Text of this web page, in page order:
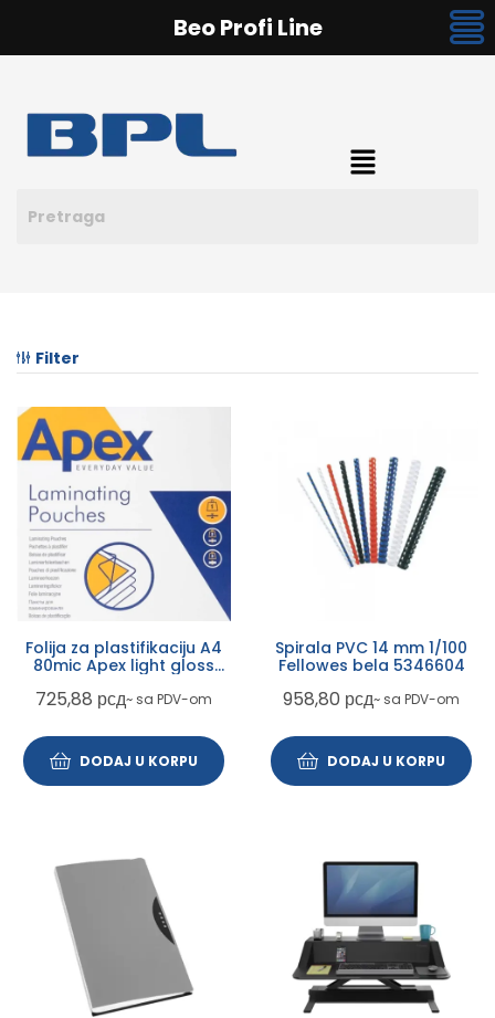
Filter
Folija za plastifikaciju A4
80mic Apex light gloss
100listova
725,88 рсд~ sa PDV-om
DODAJ U KORPU
Spirala PVC 14 mm 1/100
Fellowes bela 5346604
958,80 рсд~ sa PDV-om
DODAJ U KORPU
Beo Profi Line